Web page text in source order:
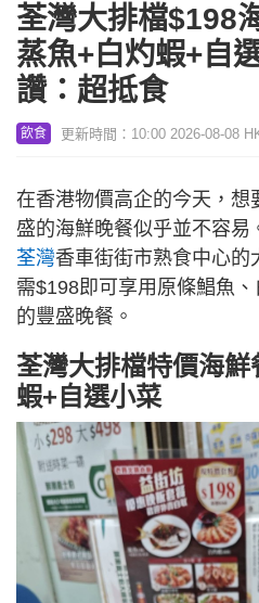
荃灣大排檔$198
蒸魚+白灼蝦+自
讚：超抵食
飲食 更新時間：10:00 2026-08-08
在香港物價高企的今天，想
盛的海鮮晚餐似乎並不容
荃灣香車街街市熟食中心的
需$198即可享用原條鯧魚
的豐盛晚餐。
荃灣大排檔特價海
蝦+自選小菜